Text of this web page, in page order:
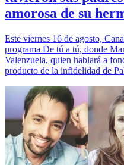
amorosa de su
Este viernes 16 de agosto,
programa De tú a tú, donde
Valenzuela, quien hablará a
producto de la infidelidad de